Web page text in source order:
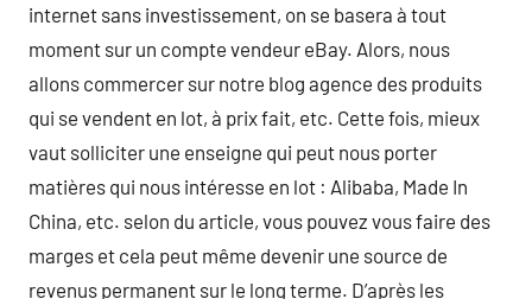
internet sans investissement, on se basera à tout
moment sur un compte vendeur eBay. Alors, nous
allons commercer sur notre blog agence des produits
qui se vendent en lot, à prix fait, etc. Cette fois, mieux
vaut solliciter une enseigne qui peut nous porter
matières qui nous intéresse en lot : Alibaba, Made In
China, etc. selon du article, vous pouvez vous faire des
marges et cela peut même devenir une source de
revenus permanent sur le long terme. D’après les